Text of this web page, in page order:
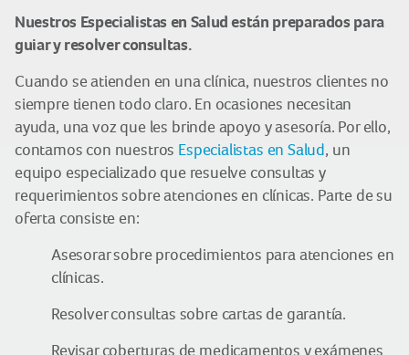
Nuestros Especialistas en Salud están preparados para
guiar y resolver consultas.
Cuando se atienden en una clínica, nuestros clientes no
siempre tienen todo claro. En ocasiones necesitan
ayuda, una voz que les brinde apoyo y asesoría. Por ello,
contamos con nuestros Especialistas en Salud, un
equipo especializado que resuelve consultas y
requerimientos sobre atenciones en clínicas. Parte de su
oferta consiste en:
Asesorar sobre procedimientos para atenciones en
clínicas.
Resolver consultas sobre cartas de garantía.
Revisar coberturas de medicamentos y exámenes